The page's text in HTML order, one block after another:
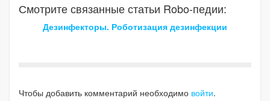
Смотрите связанные статьи Robo-педии:
Дезинфекторы. Роботизация дезинфекции
Чтобы добавить комментарий необходимо войти.